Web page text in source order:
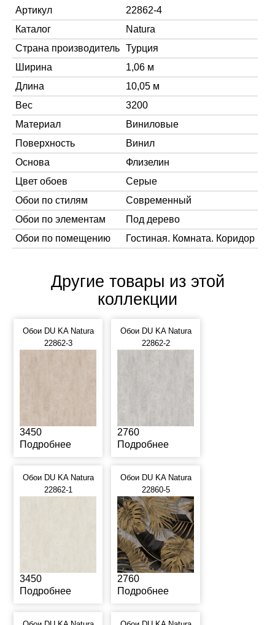
Артикул
22862-4
Каталог
Natura
Страна производитель Турция
Ширина
1,06 м
Длина
10,05 м
Вес
3200
Материал
Виниловые
Поверхность
Винил
Основа
Флизелин
Цвет обоев
Серые
Обои по стилям
Современный
Обои по элементам
Под дерево
Обои по помещению
Гостиная. Комната. Коридор
Другие товары из этой
коллекции
Обои DU KA Natura
22862-3
3450
Подробнее
Обои DU KA Natura
22862-2
2760
Подробнее
Обои DU KA Natura
22862-1
3450
Подробнее
Обои DU KA Natura
22860-5
2760
Подробнее